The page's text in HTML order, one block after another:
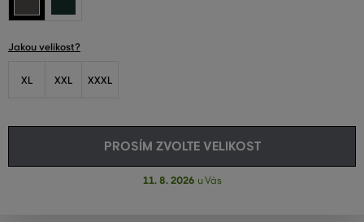
Jakou velikost?
XL XXL XXXL
PROSÍM ZVOLTE VELIKOST
11. 8. 2026 u Vás